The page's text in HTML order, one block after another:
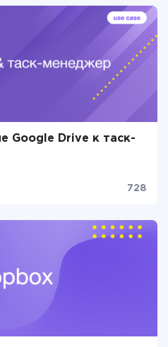
Google Drive к таск-
728